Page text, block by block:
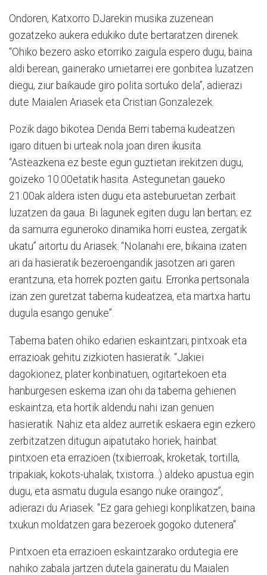
Ondoren, Katxorro DJarekin musika zuzenean
gozatzeko aukera edukiko dute bertaratzen direnek.
“Ohiko bezero asko etorriko zaigula espero dugu, baina
aldi berean, gainerako urnietarrei ere gonbitea luzatzen
diegu, ziur baikaude giro polita sortuko dela”, adierazi
dute Maialen Ariasek eta Cristian Gonzalezek.
Pozik dago bikotea Denda Berri taberna kudeatzen
igaro dituen bi urteak nola joan diren ikusita.
“Asteazkena ez beste egun guztietan irekitzen dugu,
goizeko 10:00etatik hasita. Astegunetan gaueko
21:00ak aldera isten dugu eta asteburuetan zerbait
luzatzen da gaua. Bi lagunek egiten dugu lan bertan; ez
da samurra eguneroko dinamika horri eustea, zergatik
ukatu” aitortu du Ariasek. “Nolanahi ere, bikaina izaten
ari da hasieratik bezeroengandik jasotzen ari garen
erantzuna, eta horrek pozten gaitu. Erronka pertsonala
izan zen guretzat taberna kudeatzea, eta martxa hartu
dugula esango genuke”.
Taberna baten ohiko edarien eskaintzari, pintxoak eta
errazioak gehitu zizkioten hasieratik. “Jakiei
dagokionez, plater konbinatuen, ogitartekoen eta
hanburgesen eskema izan ohi da taberna gehienen
eskaintza, eta hortik aldendu nahi izan genuen
hasieratik. Nahiz eta aldez aurretik eskaera egin ezkero
zerbitzatzen ditugun aipatutako horiek, hainbat
pintxoen eta errazioen (txibierroak, kroketak, tortilla,
tripakiak, kokots-uhalak, txistorra...) aldeko apustua egin
dugu, eta asmatu dugula esango nuke oraingoz”,
adierazi du Ariasek. "Ez gara gehiegi konplikatzen, baina
txukun moldatzen gara bezeroek gogoko dutenera".
Pintxoen eta errazioen eskaintzarako ordutegia ere
nahiko zabala jartzen dutela gaineratu du Maialen